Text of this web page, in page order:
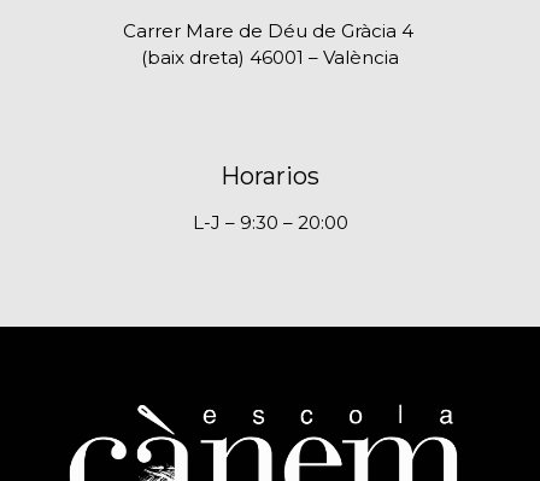
Carrer Mare de Déu de Gràcia 4
(baix dreta) 46001 – València
Horarios
L-J – 9:30 – 20:00